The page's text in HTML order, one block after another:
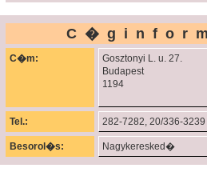
C�m:
Gosztonyi L. u. 27.
Budapest
1194
Tel.: 282-7282, 20/336-3239
Besorol�s: Nagykeresked�